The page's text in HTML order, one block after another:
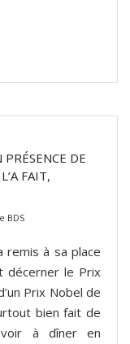
DE
FAIT,
BDS
remis à sa place
décerner le Prix
Prix Nobel de
bien fait de
à dîner en